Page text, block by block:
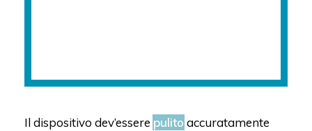
Il dispositivo dev’essere pulito accuratamente